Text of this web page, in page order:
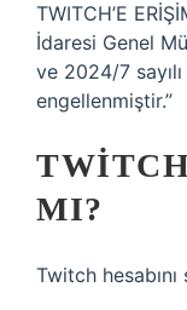
TWITCH’E
İdaresi Genel
ve 2024/7
engellenmiştir.”
MI?
Twitch